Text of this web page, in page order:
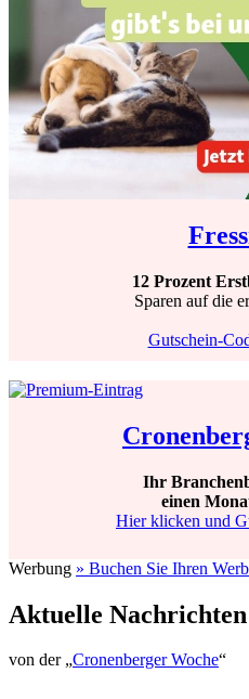
12 Prozent
Sparen auf die
Gutschein-
Ihr
einen
Hier klicken und
Werbung » Buchen Sie Ihren
Aktuelle Nachrichten
von der „Cronenberger Woche“